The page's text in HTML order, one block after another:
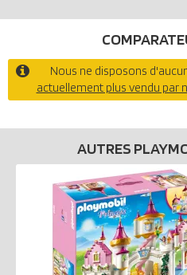
Nous ne disposons
actuellement plus vendu par
AUTRES